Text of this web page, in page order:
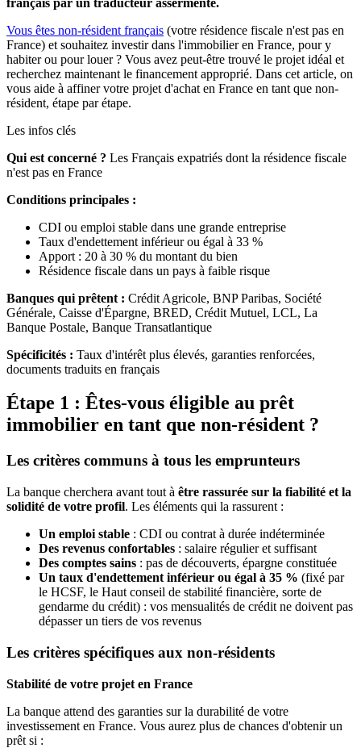
Vous êtes non-résident français (votre résidence fiscale n'est pas en
France) et souhaitez investir dans l'immobilier en France, pour y
habiter ou pour louer ? Vous avez peut-être trouvé le projet idéal et
recherchez maintenant le financement approprié. Dans cet article, on
vous aide à affiner votre projet d'achat en France en tant que non-
résident, étape par étape.
Les infos clés
Qui est concerné ? Les Français expatriés dont la résidence fiscale
n'est pas en France
Conditions principales :
CDI ou emploi stable dans une grande entreprise
Taux d'endettement inférieur ou égal à 33 %
Apport : 20 à 30 % du montant du bien
Résidence fiscale dans un pays à faible risque
Banques qui prêtent : Crédit Agricole, BNP Paribas, Société
Générale, Caisse d'Épargne, BRED, Crédit Mutuel, LCL, La
Banque Postale, Banque Transatlantique
Spécificités : Taux d'intérêt plus élevés, garanties renforcées,
documents traduits en français
Étape 1 : Êtes-vous éligible au prêt
immobilier en tant que non-résident ?
Les critères communs à tous les emprunteurs
La banque cherchera avant tout à être rassurée sur la fiabilité et la
solidité de votre profil. Les éléments qui la rassurent :
Un emploi stable : CDI ou contrat à durée indéterminée
Des revenus confortables : salaire régulier et suffisant
Des comptes sains : pas de découverts, épargne constituée
Un taux d'endettement inférieur ou égal à 35 % (fixé par
le HCSF, le Haut conseil de stabilité financière, sorte de
gendarme du crédit) : vos mensualités de crédit ne doivent pas
dépasser un tiers de vos revenus
Les critères spécifiques aux non-résidents
Stabilité de votre projet en France
La banque attend des garanties sur la durabilité de votre
investissement en France. Vous aurez plus de chances d'obtenir un
prêt si :